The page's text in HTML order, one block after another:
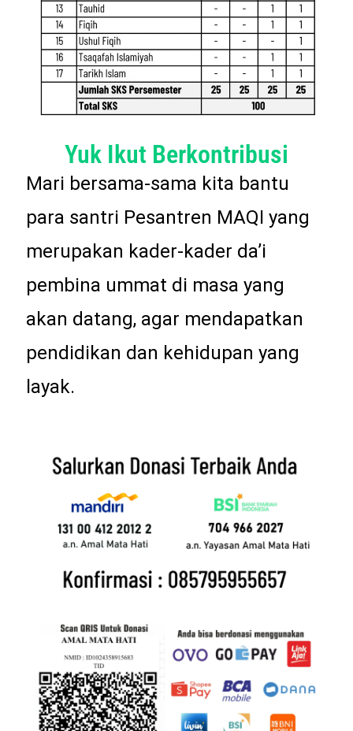
Yuk Ikut Berkontribusi
Mari bersama-sama kita bantu
para santri Pesantren MAQI yang
merupakan kader-kader da’i
pembina ummat di masa yang
akan datang, agar mendapatkan
pendidikan dan kehidupan yang
layak.